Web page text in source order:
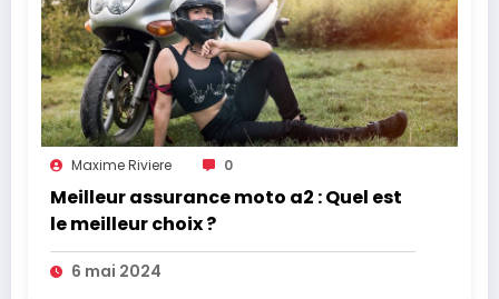
Maxime Riviere 0
Meilleur assurance moto a2 : Quel est
le meilleur choix ?
6 mai 2024